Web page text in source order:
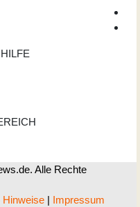
Alle Rechte
Hinweise | Impressum